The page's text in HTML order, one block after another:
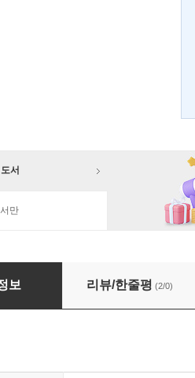
서
만
보 리뷰/한줄평 (2/0)